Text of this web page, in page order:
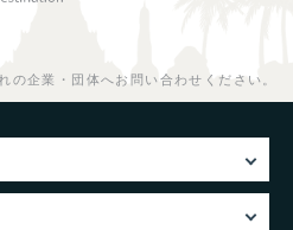
の企業・団体へお問い合わせください。